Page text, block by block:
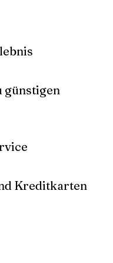
günstigen
Kreditkarten